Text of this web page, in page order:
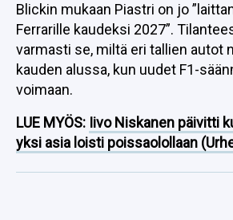
Blickin mukaan Piastri on jo
Ferrarille kaudeksi 2027”.
varmasti se, miltä eri tallien autot
kauden alussa, kun uudet F1-
voimaan.
LUE MYÖS: Iivo Niskanen päivitti
yksi asia loisti poissaolollaan